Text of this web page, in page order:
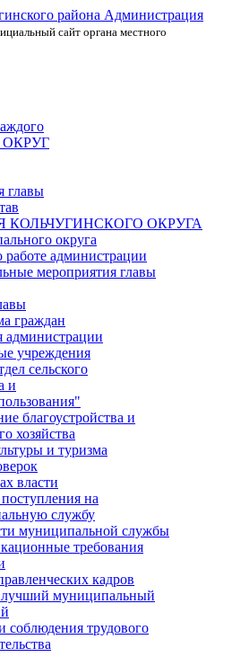
Администрация
сайт органа местного
главы
ОКРУГА
округа
работе администрации
мероприятия главы
граждан
администрации
учреждения
сельского
и
благоустройства и
хозяйства
и туризма
власти
на
службу
муниципальной службы
требования
кадров
муниципальный
соблюдения трудового